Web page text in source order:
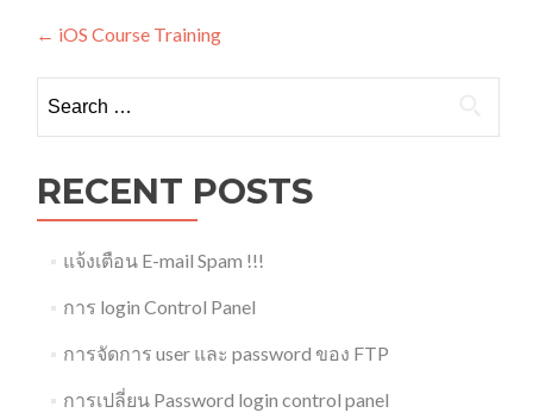
Post
navigation
← iOS Course Training
for:
RECENT POSTS
แจ้งเตือน E-mail Spam !!!
การ login Control Panel
การจัดการ user และ password ของ FTP
การเปลี่ยน Password login control panel